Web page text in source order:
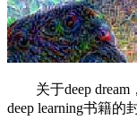
关于deep
deep learning书籍的